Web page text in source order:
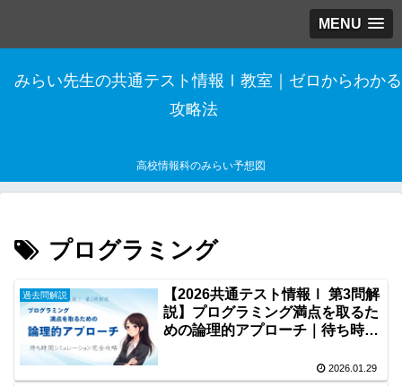
MENU
みらい先生の共通テスト情報Ⅰ教室｜ゼロからわかる
攻略法
高校情報科のみらい予想図
プログラミング
過去問解説
【2026共通テスト情報Ⅰ 第3問解
説】プログラミング満点を取るた
めの論理的アプローチ｜待ち時間
2026.01.29